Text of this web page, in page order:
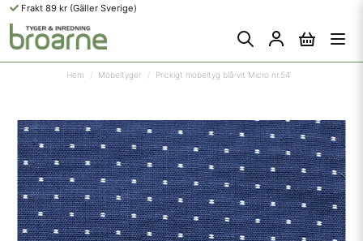
Frakt 89 kr (Gäller Sverige)
Hem Möbeltyger Prickigt möbeltyg blå-vit Micro nr.54